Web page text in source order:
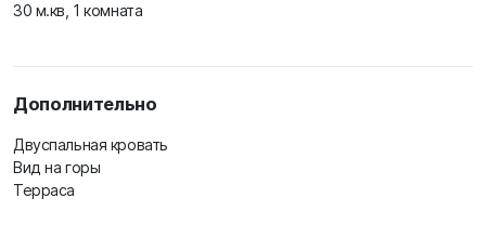
30 м.кв, 1 комната
Дополнительно
Двуспальная кровать
Вид на горы
Терраса